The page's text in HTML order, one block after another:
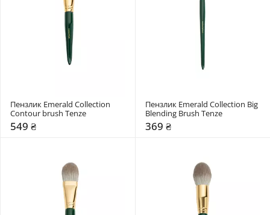
Пензлик Emerald Collection
Contour brush Tenze
549 ₴
Пензлик Emerald Collection Big
Blending Brush Tenze
369 ₴